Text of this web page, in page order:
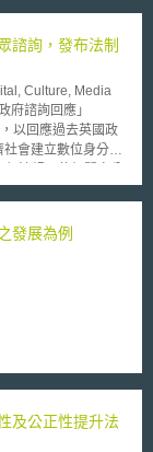
諮詢，發布法制
Culture, Media
府諮詢回應」
以回應過去英國政
會建立數位身分系
位身分之消費者保護
Strategy
賴； 良好監
發展為例
及公正性提升法